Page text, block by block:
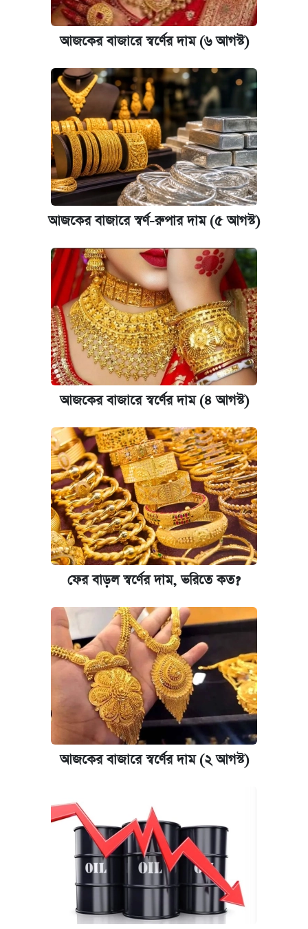
আজকের বাজারে স্বর্ণের দাম (৬ আগস্ট)
কেমব্রিজ বিশ্ববিদ্যালয়ের এমবিএ স্কলারশিপে
আবেদন শুরু
আজকের বাজারে স্বর্ণের দাম (৬ আগস্ট)
আজকের বাজারে স্বর্ণ-রুপার দাম (৫ আগস্ট)
আজকের বাজারে স্বর্ণের দাম (৪ আগস্ট)
ফের বাড়ল স্বর্ণের দাম, ভরিতে কত?
আজকের বাজারে স্বর্ণের দাম (২ আগস্ট)